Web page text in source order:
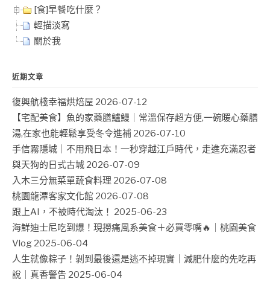
[食]早餐吃什麼？
輕描淡寫
關於我
近期文章
復興航棧幸福烘焙屋 2026-07-12
【宅配美食】魚的家藥膳鱸鰻｜常溫保存超方便,一碗暖心藥膳
湯,在家也能輕鬆享受冬令進補 2026-07-10
手信霧隱城｜不用飛日本！一秒穿越江戶時代，走進充滿忍者
與天狗的日式古城 2026-07-09
入木三分無菜單蔬食料理 2026-07-08
桃園龍潭客家文化館 2026-07-08
跟上AI，不被時代淘汰！ 2025-06-23
海鮮迪士尼吃到爆！現撈痛風系美食＋必買零嘴🔥｜桃園美食
Vlog 2025-06-04
人生就像粽子！剝到最後還是逃不掉現實｜減肥什麼的先吃再
說｜真香警告 2025-06-04